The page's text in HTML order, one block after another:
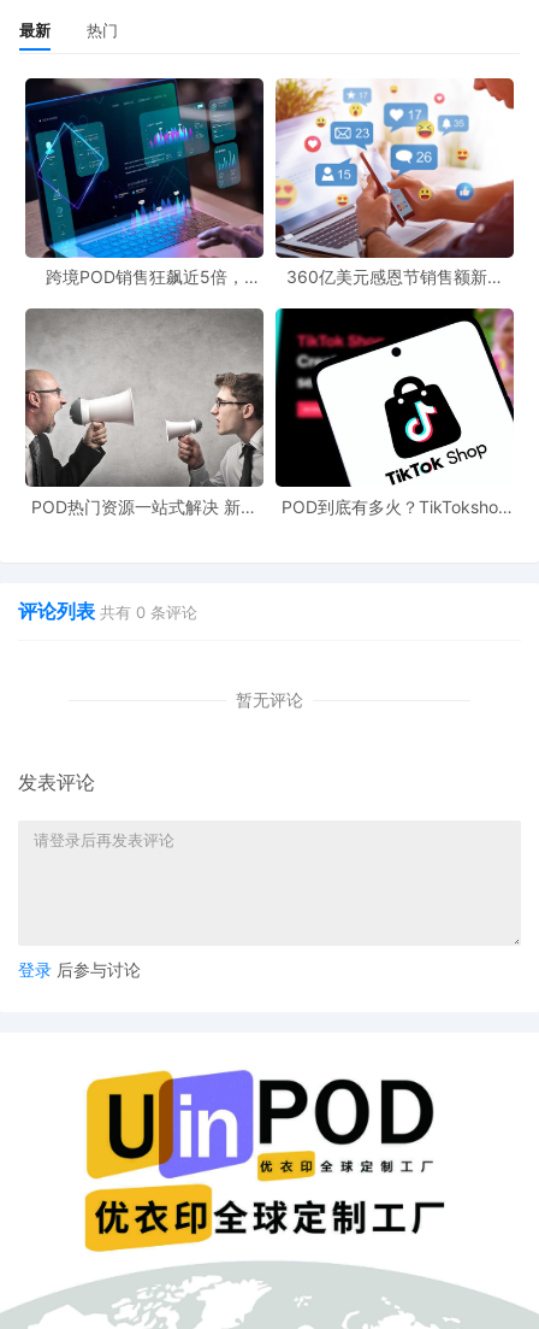
运营全程用 AI高效赋能：用AI批量生成引流短视频，精准打造不同场
景下的产品使用画面，单条视频最高播放量直冲190万，轻松引爆流
量；产品图案也完全靠AI
设计完成，省去设计师高额成本，还能快
速迭代款式、贴合海外审美，避开同质化内卷。
像这样单人百万营收的奇迹，普通人如何复刻？答案很简单：无需
UinPOD优衣印全球定制公司作为POD源头工厂，在全球多个国家均
有布局，还有超丰富的产品供你选择，TikTok
、TEMU、亚马逊、独
立站等平台都支持一件定制一件代发，48小时内快速交货，不用屯
货就能实现卖一件就赚一件的利润。
最新 热门
跨境POD销售狂飙近5倍，
360亿美元感恩节销售额新纪
新风潮！
POD热门资源一站式解决 新手
POD到底有多火？TikTokshop
评论列表 共有 0 条评论
暂无评论
发表评论
登录 后参与讨论